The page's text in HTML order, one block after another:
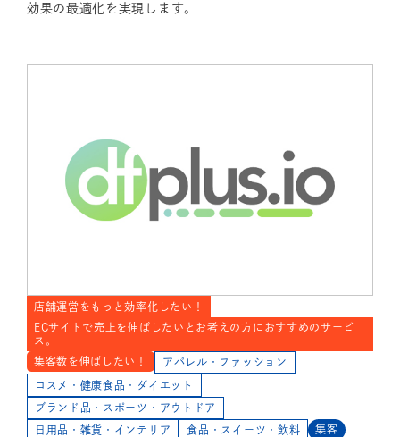
効果の最適化を実現します。
店舗運営をもっと効率化したい！
ECサイトで売上を伸ばしたいとお考えの方におすすめのサービ
ス。
集客数を伸ばしたい！
アパレル・ファッション
コスメ・健康食品・ダイエット
ブランド品・スポーツ・アウトドア
日用品・雑貨・インテリア 食品・スイーツ・飲料 集客